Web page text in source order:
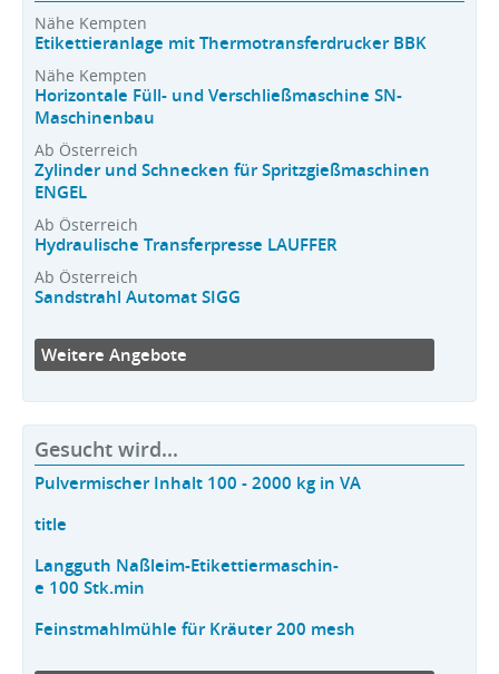
Nähe Kempten
Etikettieranlage mit Thermotransferdrucker BBK
Nähe Kempten
Horizontale Füll- und Verschließmaschine SN-
Maschinenbau
Ab Österreich
Zylinder und Schnecken für Spritzgießmaschinen
ENGEL
Ab Österreich
Hydraulische Transferpresse LAUFFER
Ab Österreich
Sandstrahl Automat SIGG
Weitere Angebote
Gesucht wird...
Pulvermischer Inhalt 100 - 2000 kg in VA
title
Langguth Naßleim-Etikettiermaschin-
e 100 Stk.min
Feinstmahlmühle für Kräuter 200 mesh